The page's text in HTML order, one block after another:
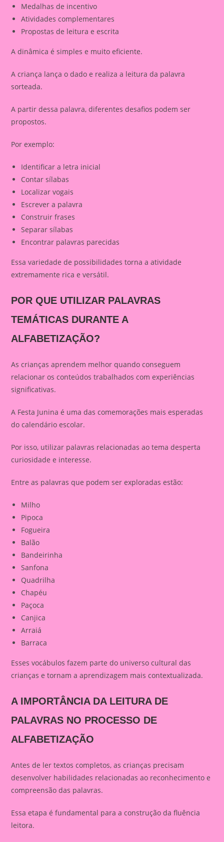
Medalhas de incentivo
Atividades complementares
Propostas de leitura e escrita
A dinâmica é simples e muito eficiente.
A criança lança o dado e realiza a leitura da palavra
sorteada.
A partir dessa palavra, diferentes desafios podem ser
propostos.
Por exemplo:
Identificar a letra inicial
Contar sílabas
Localizar vogais
Escrever a palavra
Construir frases
Separar sílabas
Encontrar palavras parecidas
Essa variedade de possibilidades torna a atividade
extremamente rica e versátil.
POR QUE UTILIZAR PALAVRAS
TEMÁTICAS DURANTE A
ALFABETIZAÇÃO?
As crianças aprendem melhor quando conseguem
relacionar os conteúdos trabalhados com experiências
significativas.
A Festa Junina é uma das comemorações mais esperadas
do calendário escolar.
Por isso, utilizar palavras relacionadas ao tema desperta
curiosidade e interesse.
Entre as palavras que podem ser exploradas estão:
Milho
Pipoca
Fogueira
Balão
Bandeirinha
Sanfona
Quadrilha
Chapéu
Paçoca
Canjica
Arraiá
Barraca
Esses vocábulos fazem parte do universo cultural das
crianças e tornam a aprendizagem mais contextualizada.
A IMPORTÂNCIA DA LEITURA DE
PALAVRAS NO PROCESSO DE
ALFABETIZAÇÃO
Antes de ler textos completos, as crianças precisam
desenvolver habilidades relacionadas ao reconhecimento e
compreensão das palavras.
Essa etapa é fundamental para a construção da fluência
leitora.